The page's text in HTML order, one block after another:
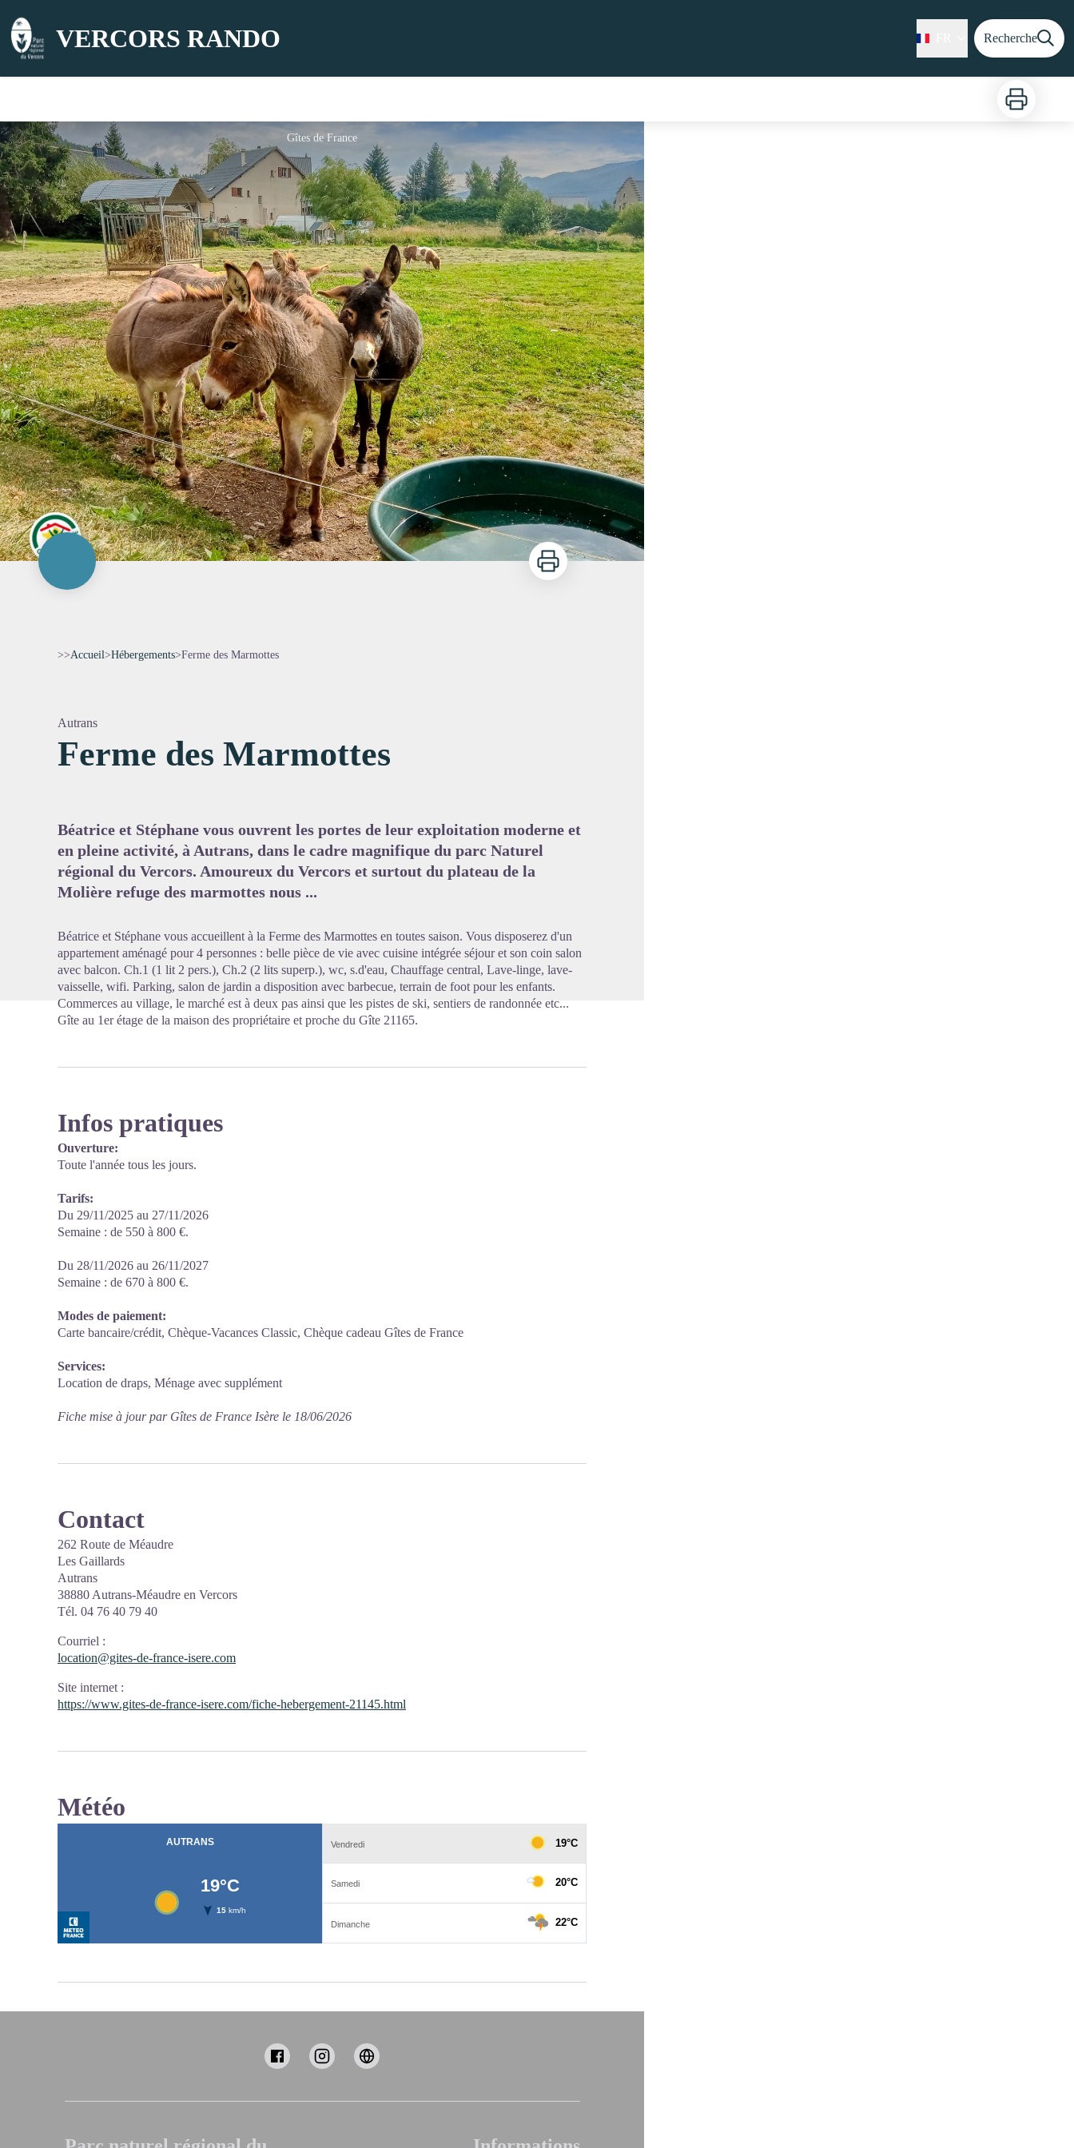
VERCORS RANDO Recherche
Imprimer
Gîtes de France
Imprimer
>>Accueil>Hébergements>Ferme des Marmottes
Autrans
Ferme des Marmottes
Béatrice et Stéphane vous ouvrent les portes de leur exploitation moderne et
en pleine activité, à Autrans, dans le cadre magnifique du parc Naturel
régional du Vercors. Amoureux du Vercors et surtout du plateau de la
Molière refuge des marmottes nous ...
Béatrice et Stéphane vous accueillent à la Ferme des Marmottes en toutes saison. Vous disposerez d'un
appartement aménagé pour 4 personnes : belle pièce de vie avec cuisine intégrée séjour et son coin salon
avec balcon. Ch.1 (1 lit 2 pers.), Ch.2 (2 lits superp.), wc, s.d'eau, Chauffage central, Lave-linge, lave-
vaisselle, wifi. Parking, salon de jardin a disposition avec barbecue, terrain de foot pour les enfants.
Commerces au village, le marché est à deux pas ainsi que les pistes de ski, sentiers de randonnée etc...
Gîte au 1er étage de la maison des propriétaire et proche du Gîte 21165.
Infos pratiques
Ouverture:
Toute l'année tous les jours.
Tarifs:
Du 29/11/2025 au 27/11/2026
Semaine : de 550 à 800 €.
Du 28/11/2026 au 26/11/2027
Semaine : de 670 à 800 €.
Modes de paiement:
Carte bancaire/crédit, Chèque-Vacances Classic, Chèque cadeau Gîtes de France
Services:
Location de draps, Ménage avec supplément
Fiche mise à jour par Gîtes de France Isère le 18/06/2026
Contact
262 Route de Méaudre
Les Gaillards
Autrans
38880 Autrans-Méaudre en Vercors
Tél. 04 76 40 79 40
Courriel :
location@gites-de-france-isere.com
Site internet :
https://www.gites-de-france-isere.com/fiche-hebergement-21145.html
Météo